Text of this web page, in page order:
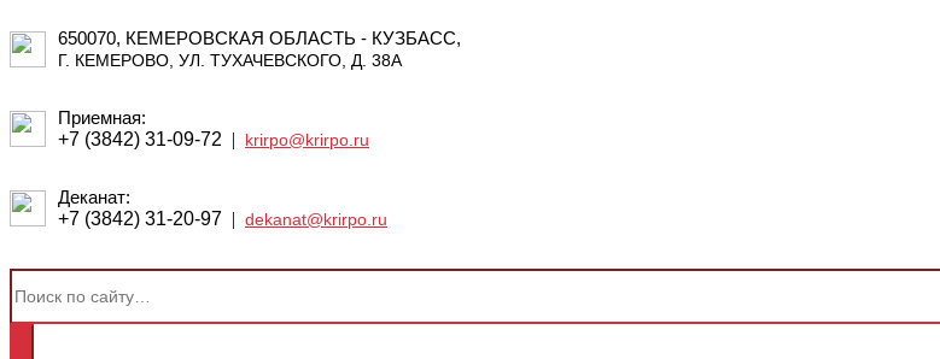
650070, КЕМЕРОВСКАЯ ОБЛАСТЬ - КУЗБАСС,
Г. КЕМЕРОВО, УЛ. ТУХАЧЕВСКОГО, Д. 38А
Приемная:
+7 (3842) 31-09-72 | krirpo@krirpo.ru
Деканат:
+7 (3842) 31-20-97 | dekanat@krirpo.ru